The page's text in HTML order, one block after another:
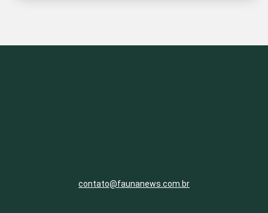
contato@faunanews.com.br